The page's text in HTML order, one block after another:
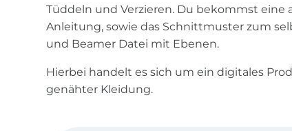
Tüddeln und Verzieren. Du bekommst eine
Anleitung, sowie das Schnittmuster zum
und Beamer Datei mit Ebenen.
Hierbei handelt es sich um ein digitales
genähter Kleidung.